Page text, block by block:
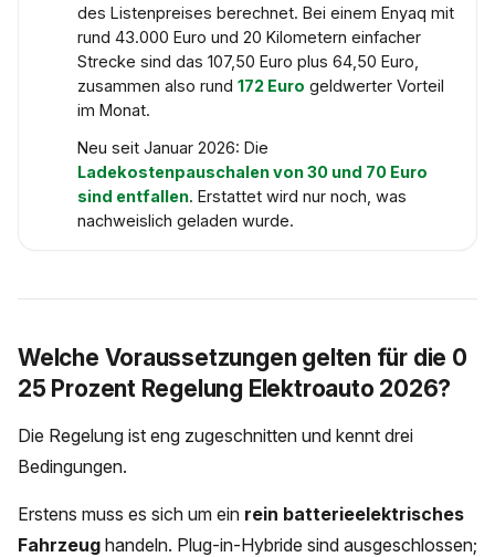
des Listenpreises berechnet. Bei einem Enyaq mit
rund 43.000 Euro und 20 Kilometern einfacher
Strecke sind das 107,50 Euro plus 64,50 Euro,
zusammen also rund 172 Euro geldwerter Vorteil
im Monat.
Neu seit Januar 2026: Die
Ladekostenpauschalen von 30 und 70 Euro
sind entfallen. Erstattet wird nur noch, was
nachweislich geladen wurde.
Welche Voraussetzungen gelten für die 0
25 Prozent Regelung Elektroauto 2026?
Die Regelung ist eng zugeschnitten und kennt drei
Bedingungen.
Erstens muss es sich um ein rein batterieelektrisches
Fahrzeug handeln. Plug-in-Hybride sind ausgeschlossen;